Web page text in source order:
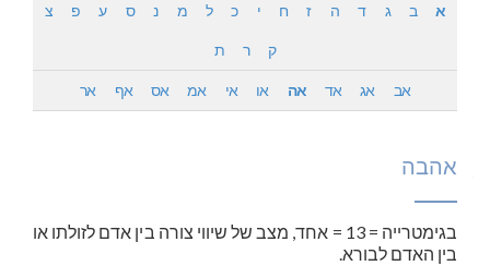
א ב ג ד ה ז ח י כ ל מ נ ס ע פ צ
ק ר ת
אב אג אד אה או אי אמ אס אף אר
אהבה
בגימטרייה = 13 = אחד, מצב של שיווי צורה בין אדם לזולתו או
בין האדם לבורא.